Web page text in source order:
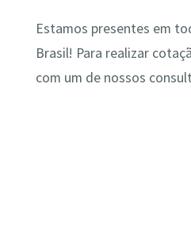
Estamos presentes em
Brasil! Para realizar
com um de nossos